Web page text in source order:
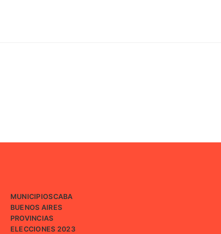
MUNICIPIOSCABA
BUENOS AIRES
PROVINCIAS
ELECCIONES 2023